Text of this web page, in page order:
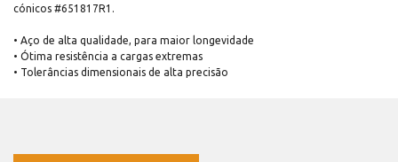
cónicos #651817R1.
• Aço de alta qualidade, para maior longevidade
• Ótima resistência a cargas extremas
• Tolerâncias dimensionais de alta precisão